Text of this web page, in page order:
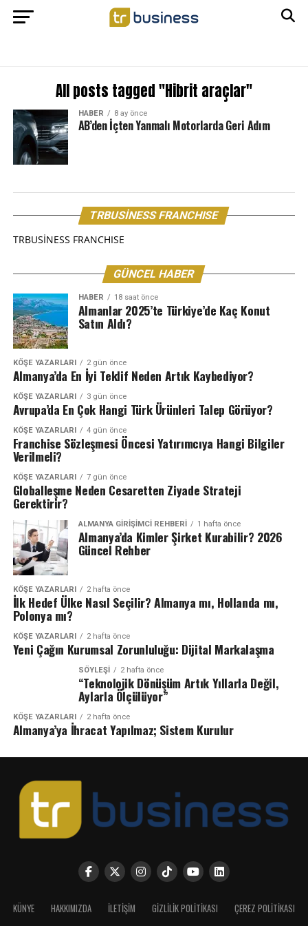
All posts tagged "Hibrit araçlar"
HABER 8 ay önce
AB’den İçten Yanmalı Motorlarda Geri Adım
TRBUSİNESS FRANCHISE
TRBUSİNESS FRANCHISE
GÜNCEL HABER
HABER 18 saat önce
Almanlar 2025’te Türkiye’de Kaç Konut
Satın Aldı?
KÖŞE YAZARLARI 2 gün önce
Almanya’da En İyi Teklif Neden Artık Kaybediyor?
KÖŞE YAZARLARI 3 gün önce
Avrupa’da En Çok Hangi Türk Ürünleri Talep Görüyor?
KÖŞE YAZARLARI 4 gün önce
Franchise Sözleşmesi Öncesi Yatırımcıya Hangi Bilgiler
Verilmeli?
KÖŞE YAZARLARI 7 gün önce
Globalleşme Neden Cesaretten Ziyade Strateji
Gerektirir?
ALMANYA GIRIŞIMCI REHBERI 1 hafta önce
Almanya’da Kimler Şirket Kurabilir? 2026
Güncel Rehber
KÖŞE YAZARLARI 2 hafta önce
İlk Hedef Ülke Nasıl Seçilir? Almanya mı, Hollanda mı,
Polonya mı?
KÖŞE YAZARLARI 2 hafta önce
Yeni Çağın Kurumsal Zorunluluğu: Dijital Markalaşma
SÖYLEŞİ 2 hafta önce
“Teknolojik Dönüşüm Artık Yıllarla Değil,
Aylarla Ölçülüyor”
KÖŞE YAZARLARI 2 hafta önce
Almanya’ya İhracat Yapılmaz; Sistem Kurulur
KÜNYE HAKKIMIZDA İLETIŞIM GIZLILIK POLITIKASI ÇEREZ POLITIKASI